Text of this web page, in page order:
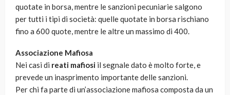
quotate in borsa, mentre le sanzioni pecuniarie salgono
per tutti i tipi di società: quelle quotate in borsa rischiano
fino a 600 quote, mentre le altre un massimo di 400.
Associazione Mafiosa
Nei casi di reati mafiosi il segnale dato è molto forte, e
prevede un inasprimento importante delle sanzioni.
Per chi fa parte di un’associazione mafiosa composta da un